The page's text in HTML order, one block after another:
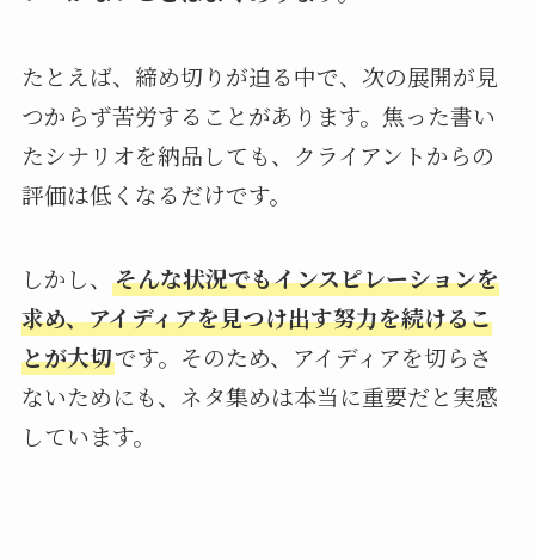
たとえば、締め切りが迫る中で、次の展開が見
つからず苦労することがあります。焦った書い
たシナリオを納品しても、クライアントからの
評価は低くなるだけです。
しかし、 そんな状況でもインスピレーションを
求め、アイディアを見つけ出す努力を続けるこ
とが大切です。そのため、アイディアを切らさ
ないためにも、ネタ集めは本当に重要だと実感
しています。